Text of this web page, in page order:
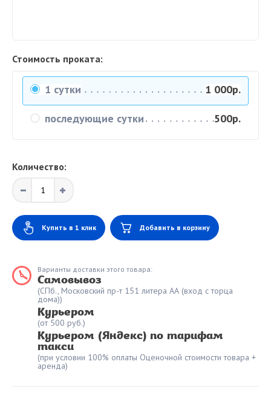
Стоимость проката:
1 сутки 1 000р.
последующие сутки 500р.
Количество:
Купить в 1 клик Добавить в корзину
Варианты доставки этого товара:
Самовывоз
(СПб., Московский пр-т 151 литера АА (вход с торца
дома))
Курьером
(от 500 руб.)
Курьером (Яндекс) по тарифам
такси
(при условии 100% оплаты Оценочной стоимости товара +
аренда)